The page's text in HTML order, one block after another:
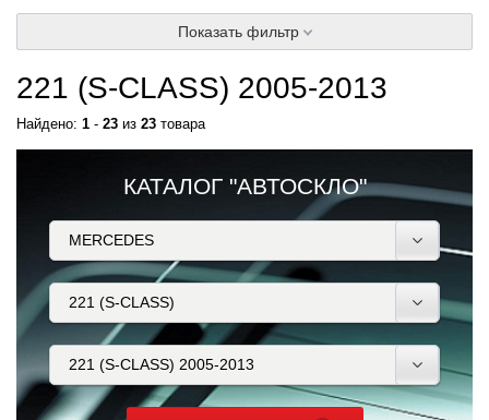
Показать фильтр
221 (S-CLASS) 2005-2013
Найдено: 1 - 23 из 23 товара
КАТАЛОГ "АВТОСКЛО"